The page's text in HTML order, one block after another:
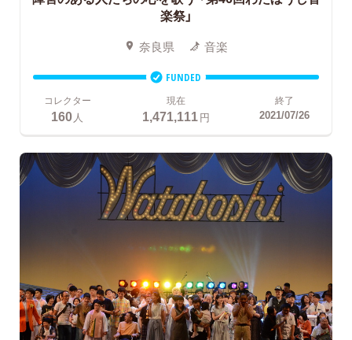
楽祭」
奈良県 音楽
FUNDED
コレクター
160人
現在
1,471,111円
終了
2021/07/26